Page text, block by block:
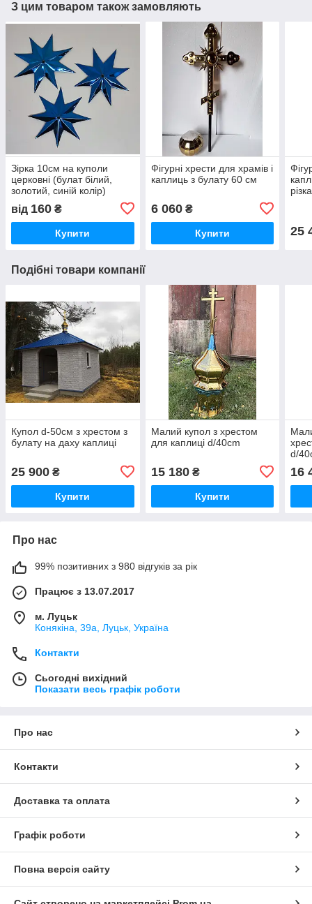
З цим товаром також замовляють
Зірка 10см на куполи
церковні (булат білий,
золотий, синій колір)
від 160 ₴
Купити
Фігурні хрести для храмів і
каплиць з булату 60 см
6 060₴
Купити 25
Подібні товари компанії
Купол d-50см з хрестом з
булату на даху каплиці
25 900 ₴
Купити
Малий купол з хрестом
для каплиці d/40cm
15 180₴
Купити
d/
16
Про нас
99% позитивних з 980 відгуків за рік
Працює з 13.07.2017
м. Луцьк
Конякіна, 39а, Луцьк, Україна
Контакти
Сьогодні вихідний
Показати весь графік роботи
Про нас
Контакти
Доставка та оплата
Графік роботи
Повна версія сайту